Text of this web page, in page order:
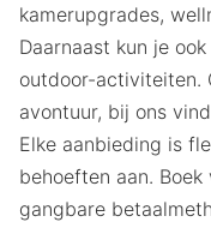
kamerupgrades,
Daarnaast kun je
outdoor-activiteiten.
avontuur, bij ons
Elke aanbieding is
behoeften aan.
gangbare